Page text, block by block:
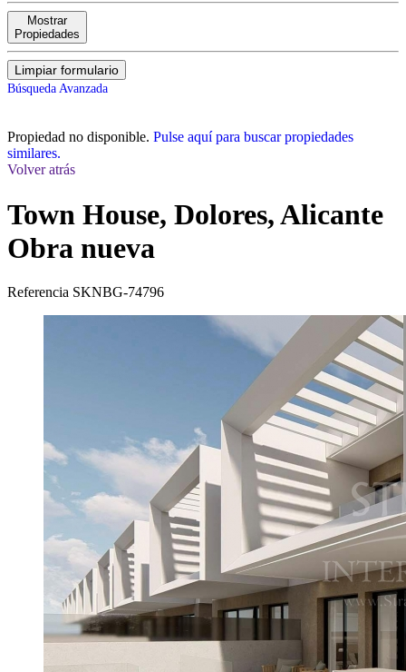
Mostrar
Propiedades
Limpiar formulario
Búsqueda Avanzada
Propiedad no disponible. Pulse aquí para buscar propiedades
similares.
Volver atrás
Town House, Dolores, Alicante
Obra nueva
Referencia SKNBG-74796